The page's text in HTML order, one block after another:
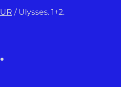
/ Ulysses. 1+2.